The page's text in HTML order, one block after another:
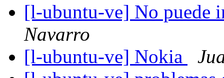
[l-ubuntu-ve] No puede
Navarro
[l-ubuntu-ve] Nokia